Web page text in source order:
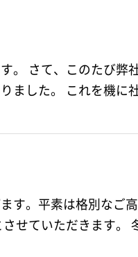
名古
持ちを新たに、
。平素は格別なご
す